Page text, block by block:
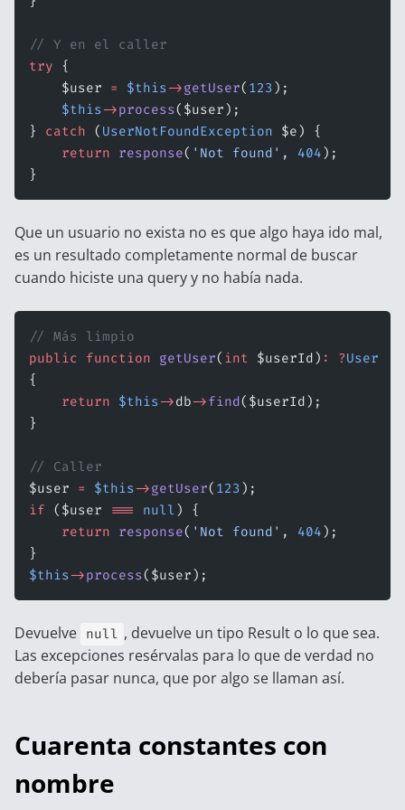
// Y en el caller
try {
    $user
= $this->getUser( 123);
    $this
->process($user);
} catch ( UserNotFoundException $e) {
    return
response( 'Not found' , 404);
}
Que un usuario no exista no es que algo haya ido mal,
es un resultado completamente normal de buscar
cuando hiciste una query y no había nada.
// Más limpio
public function getUser( int $userId) : ?User
{
    return
$this->db->find($userId);
}
// Caller
$user = $this->getUser( 123);
if ($user === null ) {
    return
response( 'Not found' , 404);
}
$this->process($user);
Devuelve null , devuelve un tipo Result o lo que sea.
Las excepciones resérvalas para lo que de verdad no
debería pasar nunca, que por algo se llaman así.
Cuarenta constantes con
nombre